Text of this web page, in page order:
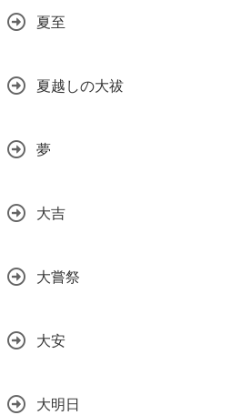
夏至
夏越しの大祓
夢
大吉
大嘗祭
大安
大明日